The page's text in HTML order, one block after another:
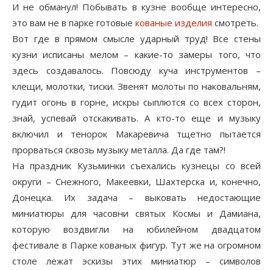
И не обманул! Побывать в кузне вообще интересно,
это вам не в парке готовые кованые изделия смотреть.
Вот где в прямом смысле ударный труд! Все стены
кузни исписаны мелом – какие-то замеры того, что
здесь создавалось. Повсюду куча инструментов –
клещи, молотки, тиски. Звенят молоты по наковальням,
гудит огонь в горне, искры сыплются со всех сторон,
знай, успевай отскакивать. А кто-то еще и музыку
включил и тенорок Макаревича тщетно пытается
прорваться сквозь музыку металла. Да где там?!
На праздник Кузьминки съехались кузнецы со всей
округи – Снежного, Макеевки, Шахтерска и, конечно,
Донецка. Их задача – выковать недостающие
миниатюры для часовни святых Космы и Дамиана,
которую воздвигли на юбилейном двадцатом
фестивале в Парке кованых фигур. Тут же на огромном
столе лежат эскизы этих миниатюр – символов